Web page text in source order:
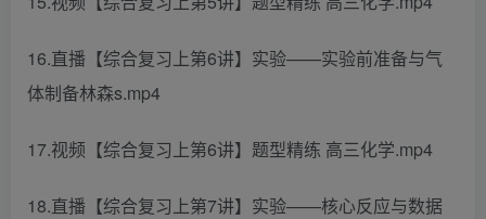
16.直播【综合复习上第6讲】实验——实验前准备与气
体制备林森s.mp4
17.视频【综合复习上第6讲】题型精练 高三化学.mp4
18.直播【综合复习上第7讲】实验——核心反应与数据